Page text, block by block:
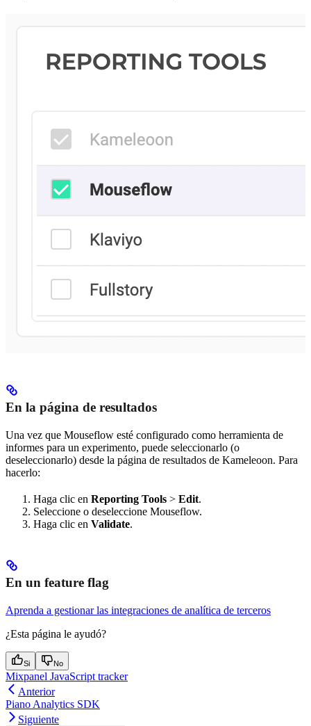
En la página de resultados
Una vez que Mouseflow esté configurado como herramienta de
informes para un experimento, puede seleccionarlo (o
deseleccionarlo) desde la página de resultados de Kameleoon. Para
hacerlo:
Haga clic en Reporting Tools > Edit.
Seleccione o deseleccione Mouseflow.
Haga clic en Validate.
En un feature flag
Aprenda a gestionar las integraciones de analítica de terceros
¿Esta página le ayudó?
Si No
Mixpanel JavaScript tracker
Anterior
Piano Analytics SDK
Siguiente